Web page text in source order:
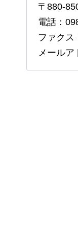
〒880-
電話：
ファクス
メールア